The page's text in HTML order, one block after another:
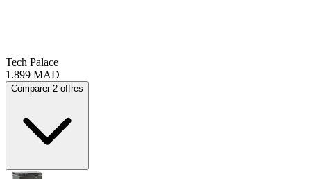
Tech Palace
1.899 MAD
Comparer 2 offres